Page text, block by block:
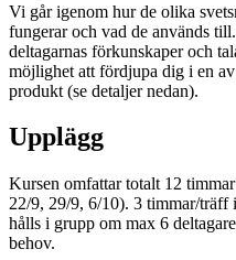
Vi går igenom hur de olika
fungerar och vad de används
deltagarnas förkunskaper och
möjlighet att fördjupa dig i en
produkt (se detaljer nedan).
Upplägg
Kursen omfattar totalt 12
22/9, 29/9, 6/10). 3 timmar/
hålls i grupp om max 6
behov.